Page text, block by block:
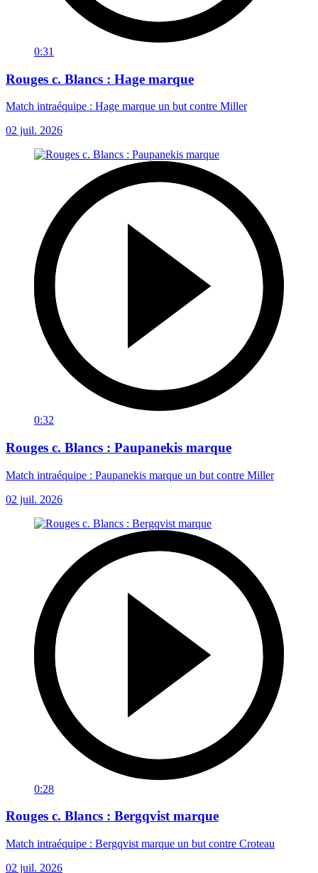
0:31
Rouges c. Blancs : Hage marque
Match intraéquipe : Hage marque un but contre Miller
02 juil. 2026
0:32
Rouges c. Blancs : Paupanekis marque
Match intraéquipe : Paupanekis marque un but contre Miller
02 juil. 2026
0:28
Rouges c. Blancs : Bergqvist marque
Match intraéquipe : Bergqvist marque un but contre Croteau
02 juil. 2026